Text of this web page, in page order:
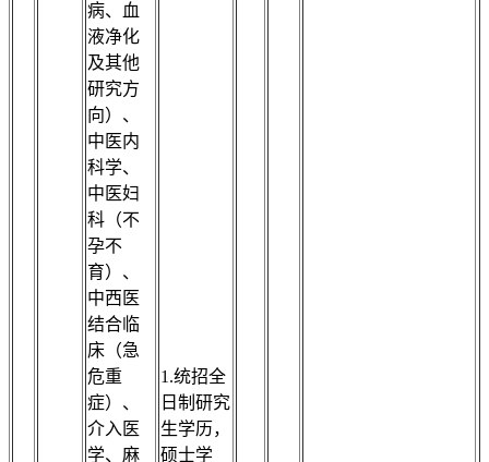
病、血
液净化
及其他
研究方
向）、
中医内
科学、
中医妇
科（不
孕不
育）、
中西医
结合临
床（急
危重
症）、
介入医
学、麻
1.统招全
日制研究
生学历，
硕士学